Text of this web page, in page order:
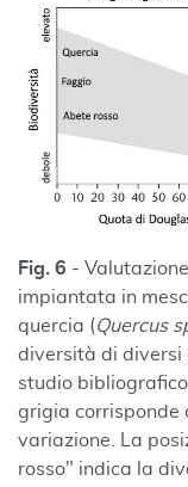
Fig. 6 -
impiantata in
quercia (Quercus
diversità di diversi
studio
grigia corrisponde
variazione. La
rosso" indica la